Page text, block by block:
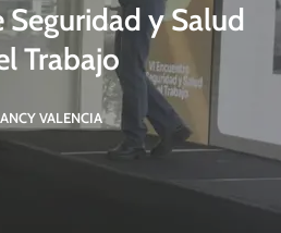
y Salud
Trabajo
VALENCIA